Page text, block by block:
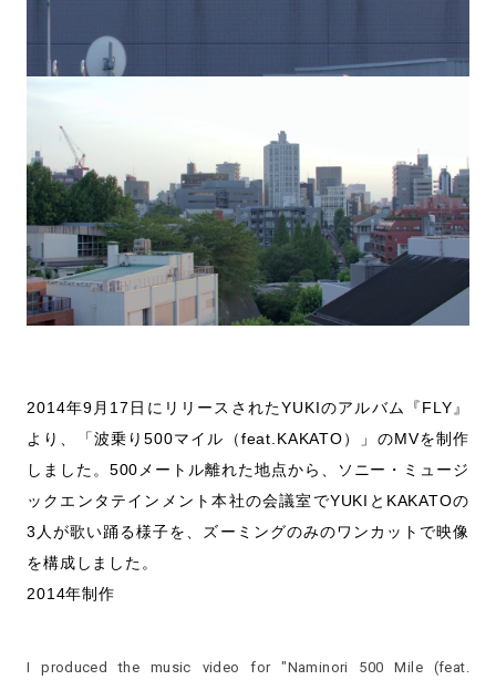
2014年9月17日にリリースされたYUKIのアルバム『FLY』
より、「波乗り500マイル（feat.KAKATO）」のMVを制作
しました。500メートル離れた地点から、ソニー・ミュージ
ックエンタテインメント本社の会議室でYUKIとKAKATOの
3人が歌い踊る様子を、ズーミングのみのワンカットで映像
を構成しました。
2014年制作
I produced the music video for "Naminori 500 Mile (feat.